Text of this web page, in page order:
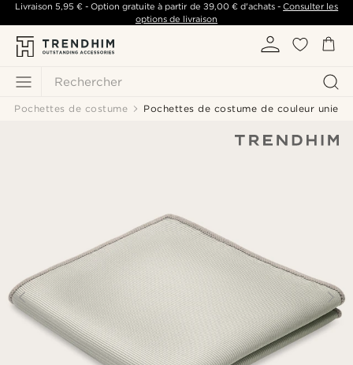
Rechercher
Livraison 5,95 €- Option gratuite à partir de 39,00 €d'achats -Consulter les
options de livraison
Pochettes de costume Pochettes de costume de couleur unie